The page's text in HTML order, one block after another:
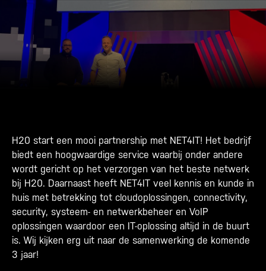
H20 start een mooi partnership met NET4IT! Het bedrijf
biedt een hoogwaardige service waarbij onder andere
wordt gericht op het verzorgen van het beste netwerk
bij H20. Daarnaast heeft NET4IT veel kennis en kunde in
huis met betrekking tot cloudoplossingen, connectivity,
security, systeem- en netwerkbeheer en VoIP
oplossingen waardoor een IT-oplossing altijd in de buurt
is. Wij kijken erg uit naar de samenwerking de komende
3 jaar!